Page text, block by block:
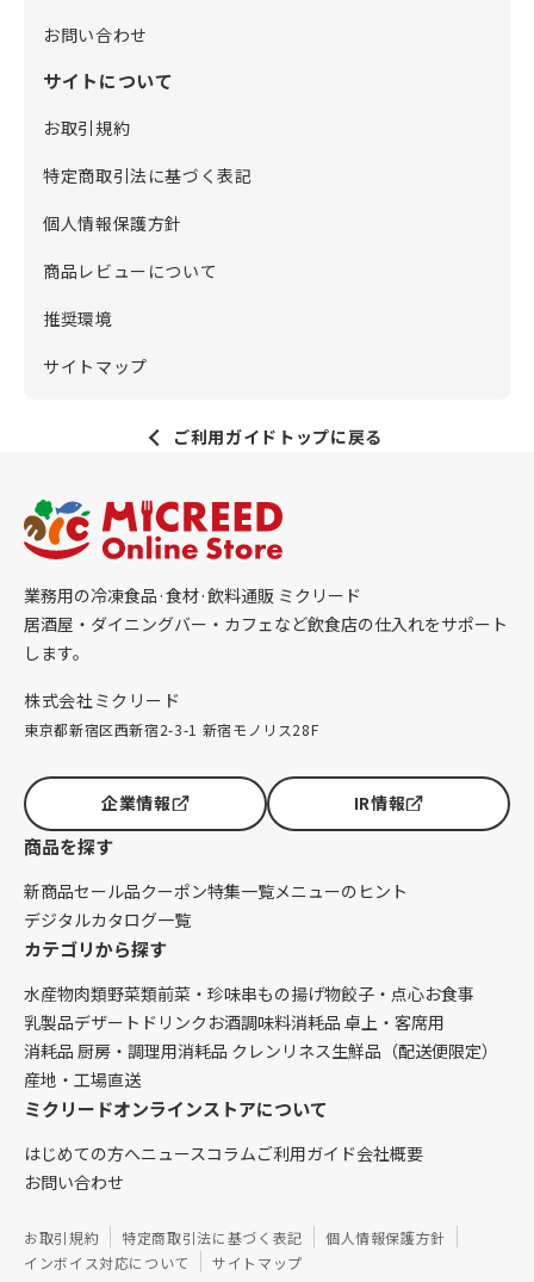
お問い合わせ
サイトについて
お取引規約
特定商取引法に基づく表記
個人情報保護方針
商品レビューについて
推奨環境
サイトマップ
ご利用ガイドトップに戻る
業務用の冷凍食品·食材·飲料通販 ミクリード
居酒屋・ダイニングバー・カフェなど飲食店の仕入れをサポート
します。
株式会社ミクリード
東京都新宿区西新宿2-3-1 新宿モノリス28F
企業情報 IR情報
商品を探す
新商品セール品クーポン特集一覧メニューのヒント
デジタルカタログ一覧
カテゴリから探す
水産物肉類野菜類前菜・珍味串もの揚げ物餃子・点心お食事
乳製品デザート ドリンク お酒調味料消耗品 卓上・客席用
消耗品 厨房・調理用消耗品 クレンリネス生鮮品（配送便限定）
産地・工場直送
ミクリードオンラインストアについて
はじめての方へニュースコラムご利用ガイド会社概要
お問い合わせ
お取引規約 特定商取引法に基づく表記
個人情報保護方針
インボイス対応について
サイトマップ